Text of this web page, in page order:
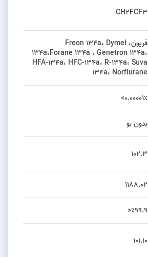
CH2FCF3
فریون، Freon 134a، Dymel
134a،Forane 134a ، Genetron 134a،
HFA-134a، HFC-134a، R-134a، Suva
134a، Norflurane
۰.۰۰۰۰۱٪>
بدون بو
۱۰۲.۳
۱۱۸۸.۰۲
٪۹۹.۹<
۱۰۱.۱۰